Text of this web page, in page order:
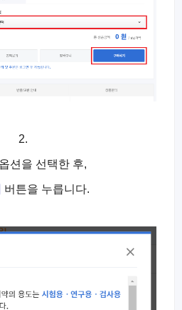
2.
션을 선택한 후,
버튼을 누릅니다.